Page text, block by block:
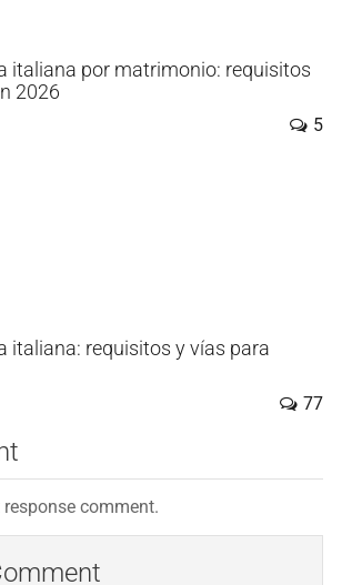
italiana por matrimonio: requisitos
2026
5
italiana: requisitos y vías para
77
comment.